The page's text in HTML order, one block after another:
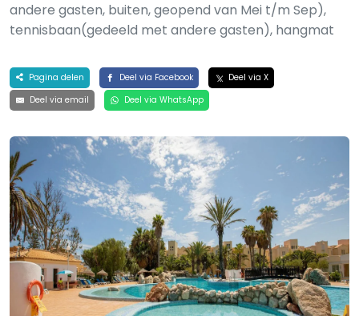
andere gasten, buiten, geopend van Mei t/m Sep),
tennisbaan(gedeeld met andere gasten), hangmat
Pagina delen Deel via Facebook
Deel via X
Deel via email
Deel via WhatsApp